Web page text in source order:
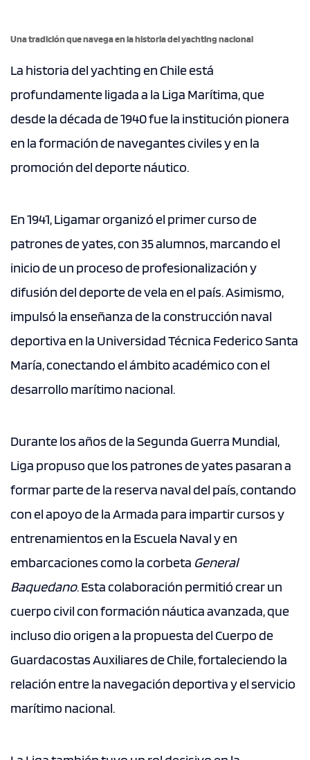
Una tradición que navega en la historia del yachting nacional
La historia del yachting en Chile está
profundamente ligada a la Liga Marítima, que
desde la década de 1940 fue la institución pionera
en la formación de navegantes civiles y en la
promoción del deporte náutico.
En 1941, Ligamar organizó el primer curso de
patrones de yates, con 35 alumnos, marcando el
inicio de un proceso de profesionalización y
difusión del deporte de vela en el país. Asimismo,
impulsó la enseñanza de la construcción naval
deportiva en la Universidad Técnica Federico Santa
María, conectando el ámbito académico con el
desarrollo marítimo nacional.
Durante los años de la Segunda Guerra Mundial,
Liga propuso que los patrones de yates pasaran a
formar parte de la reserva naval del país, contando
con el apoyo de la Armada para impartir cursos y
entrenamientos en la Escuela Naval y en
embarcaciones como la corbeta General
Baquedano. Esta colaboración permitió crear un
cuerpo civil con formación náutica avanzada, que
incluso dio origen a la propuesta del Cuerpo de
Guardacostas Auxiliares de Chile, fortaleciendo la
relación entre la navegación deportiva y el servicio
marítimo nacional.